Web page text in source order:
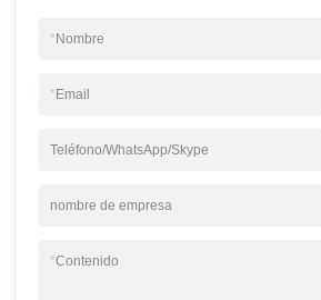
*Nombre
*Email
Teléfono/WhatsApp/Skype
nombre de empresa
*Contenido